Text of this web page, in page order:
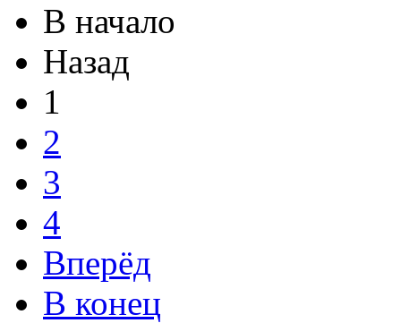
В начало
Назад
1
2
3
4
Вперёд
В конец